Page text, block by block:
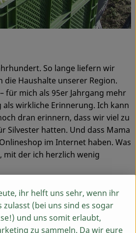
So lange liefern wir
die Haushalte unserer Region.
für mich als 95er Jahrgang mehr
als wirkliche Erinnerung. Ich kann
dran erinnern, dass wir viel zu
Silvester hatten. Und dass Mama
im Internet haben. Was
der ich herzlich wenig
nicht bewusst, was diese
überlegte (dazu bitte meine
alles beeinflussen sollte.
unser Hof kontinuierlich
ihr helft uns sehr, wenn ihr
zulasst (bei uns sind es sogar
und uns somit erlaubt,
zu sammeln. Da wir eure